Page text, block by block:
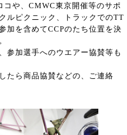
や、CMWC東京開催等のサポ
ルピクニック、トラックでのTT
加を含めてCCPのたち位置を決
参加選手へのウエアー協賛等も
たら商品協賛などの、ご連絡